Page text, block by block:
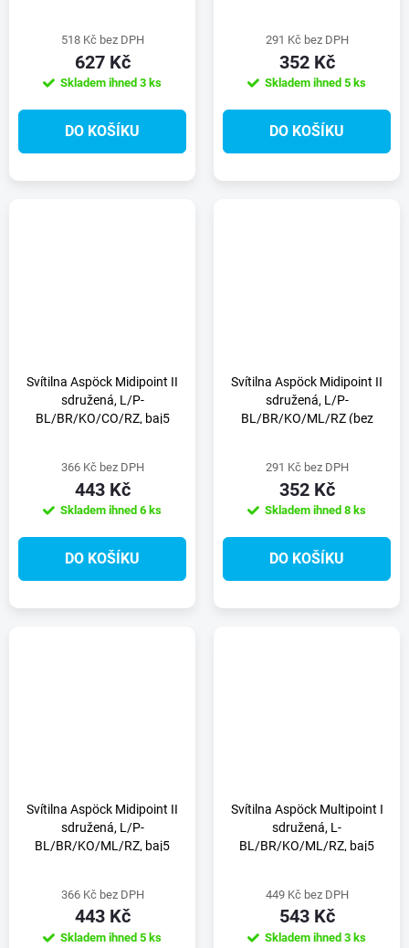
518 Kč bez DPH
627 Kč
Skladem ihned 3 ks
DO KOŠÍKU
291 Kč bez DPH
352 Kč
Skladem ihned 5 ks
DO KOŠÍKU
Svítilna Aspöck Midipoint II
sdružená, L/P-
BL/BR/KO/CO/RZ, baj5
366 Kč bez DPH
443 Kč
Skladem ihned 6 ks
DO KOŠÍKU
Svítilna Aspöck Midipoint II
sdružená, L/P-
BL/BR/KO/ML/RZ (bez
291 Kč bez DPH
352 Kč
Skladem ihned 8 ks
DO KOŠÍKU
Svítilna Aspöck Midipoint II
sdružená, L/P-
BL/BR/KO/ML/RZ, baj5
366 Kč bez DPH
443 Kč
Skladem ihned 5 ks
Svítilna Aspöck Multipoint I
sdružená, L-
BL/BR/KO/ML/RZ, baj5
449 Kč bez DPH
543 Kč
Skladem ihned 3 ks